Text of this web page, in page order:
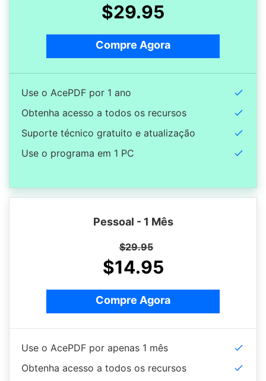
$29.95
Compre Agora
Use o AcePDF por 1 ano
Obtenha acesso a todos os recursos
Suporte técnico gratuito e atualização
Use o programa em 1 PC
Pessoal - 1 Mês
$29.95
$14.95
Compre Agora
Use o AcePDF por apenas 1 mês
Obtenha acesso a todos os recursos